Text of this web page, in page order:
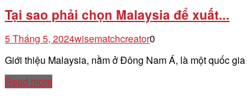
Tại sao phải chọn Malaysia để xuất...
5 Tháng 5, 2024wisematchcreator0
Giới thiệu Malaysia, nằm ở Đông Nam Á, là một quốc
Read more